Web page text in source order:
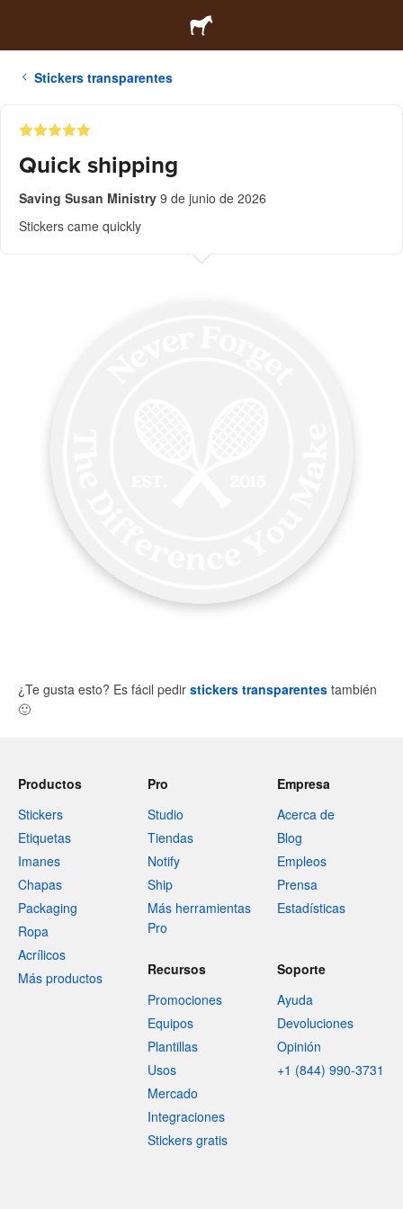
Stickers transparentes
Quick shipping
Saving Susan Ministry 9 de junio de 2026
Stickers came quickly
¿Te gusta esto? Es fácil pedir stickers transparentes también
🙂
Productos
Stickers
Etiquetas
Imanes
Chapas
Packaging
Ropa
Acrílicos
Más productos
Pro
Studio
Tiendas
Notify
Ship
Más herramientas
Pro
Empresa
Acerca de
Blog
Empleos
Prensa
Estadísticas
Recursos
Promociones
Equipos
Plantillas
Usos
Mercado
Integraciones
Stickers gratis
Soporte
Ayuda
Devoluciones
Opinión
+1 (844) 990-3731